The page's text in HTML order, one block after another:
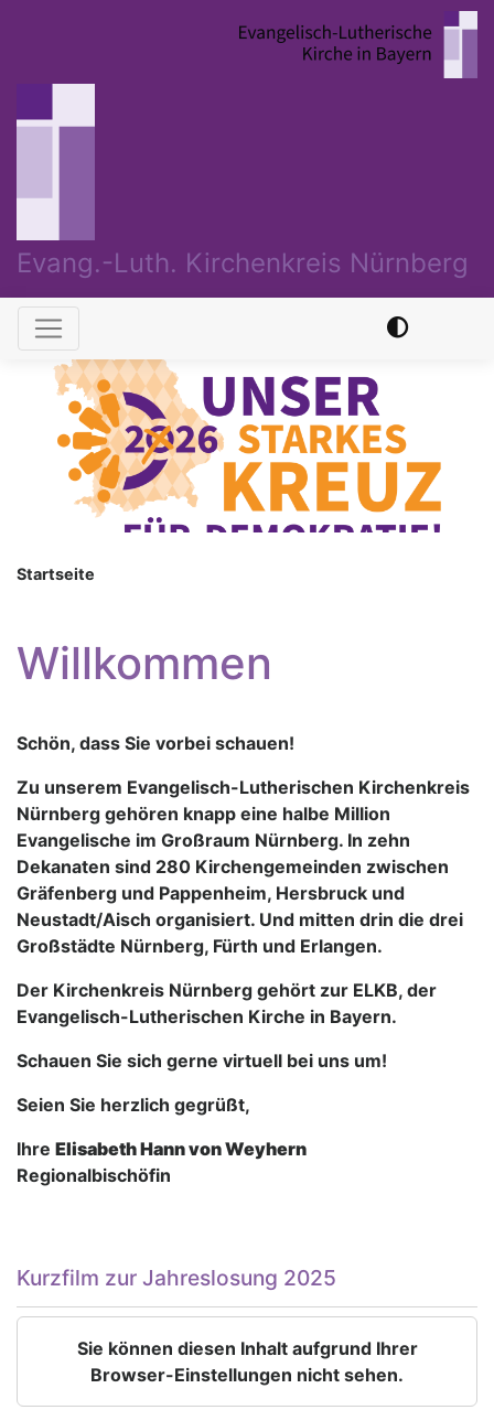
Evang.-Luth. Kirchenkreis Nürnberg
Hauptnavigation
Previous
Startseite
Willkommen
Schön, dass Sie vorbei schauen!
Zu unserem Evangelisch-Lutherischen Kirchenkreis
Nürnberg gehören knapp eine halbe Million
Evangelische im Großraum Nürnberg. In zehn
Dekanaten sind 280 Kirchengemeinden zwischen
Gräfenberg und Pappenheim, Hersbruck und
Neustadt/Aisch organisiert. Und mitten drin die drei
Großstädte Nürnberg, Fürth und Erlangen.
Der Kirchenkreis Nürnberg gehört zur ELKB, der
Evangelisch-Lutherischen Kirche in Bayern.
Schauen Sie sich gerne virtuell bei uns um!
Seien Sie herzlich gegrüßt,
Ihre Elisabeth Hann von Weyhern
Regionalbischöfin
Kurzfilm zur Jahreslosung 2025
Sie können diesen Inhalt aufgrund Ihrer
Browser-Einstellungen nicht sehen.